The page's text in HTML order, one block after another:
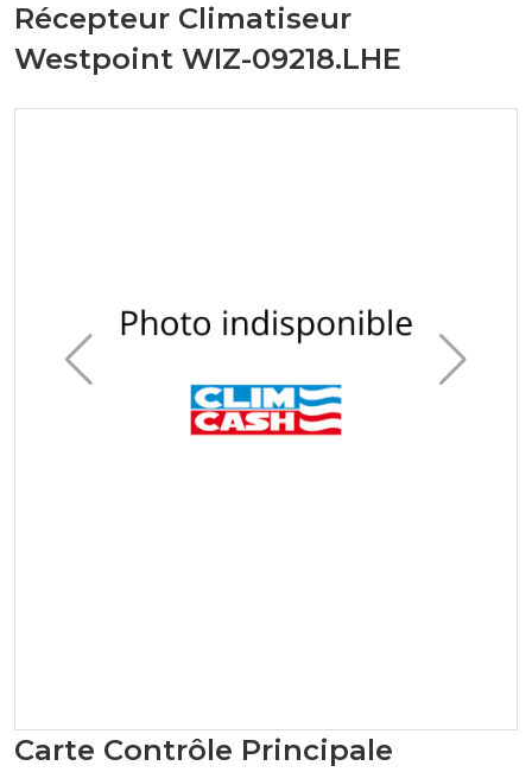
Récepteur Climatiseur
Westpoint WIZ-09218.LHE
Carte Contrôle Principale